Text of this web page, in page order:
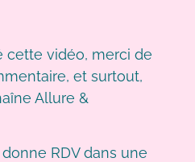
cette vidéo, merci de
et surtout,
Allure &
RDV dans une